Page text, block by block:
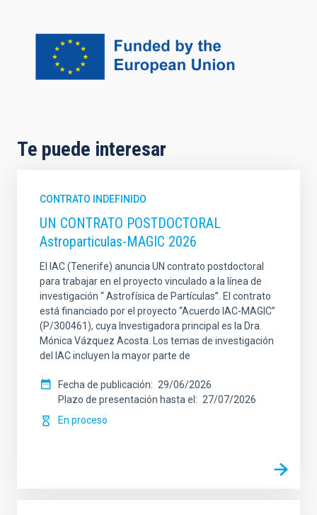
Te puede interesar
CONTRATO INDEFINIDO
UN CONTRATO POSTDOCTORAL
Astroparticulas-MAGIC 2026
El IAC (Tenerife) anuncia UN contrato postdoctoral
para trabajar en el proyecto vinculado a la línea de
investigación “ Astrofísica de Partículas”. El contrato
está financiado por el proyecto “Acuerdo IAC-MAGIC”
(P/300461), cuya Investigadora principal es la Dra.
Mónica Vázquez Acosta. Los temas de investigación
del IAC incluyen la mayor parte de
Fecha de publicación
29/06/2026
Plazo de presentación hasta el
27/07/2026
En proceso